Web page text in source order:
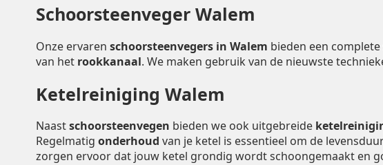
Schoorsteenveger Walem
Onze ervaren schoorsteenvegers in Walem bieden een
van het rookkanaal. We maken gebruik van de nieuwste
Ketelreiniging Walem
Naastschoorsteenvegen bieden we ook uitgebreide
Regelmatig onderhoud van je ketel is essentieel om de
zorgen ervoor dat jouw ketel grondig wordt schoongemaakt en